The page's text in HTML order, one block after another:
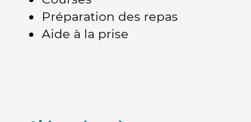
Préparation des repas
Aide à la prise